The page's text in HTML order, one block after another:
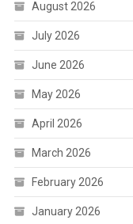
August 2026
July 2026
June 2026
May 2026
April 2026
March 2026
February 2026
January 2026